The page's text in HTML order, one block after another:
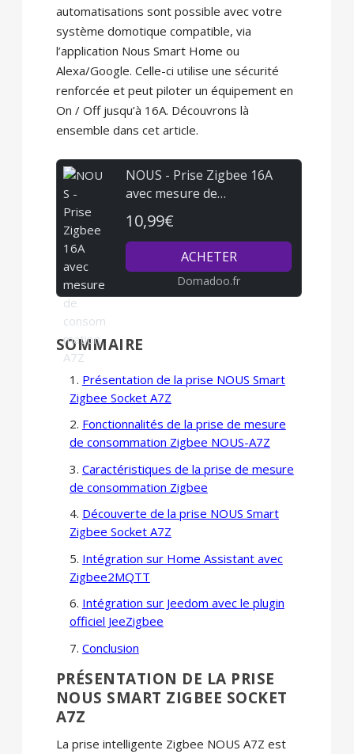
automatisations sont possible avec votre
système domotique compatible, via
l’application Nous Smart Home ou
Alexa/Google. Celle-ci utilise une sécurité
renforcée et peut piloter un équipement en
On / Off jusqu’à 16A. Découvrons là
ensemble dans cet article.
NOUS - Prise Zigbee 16A
avec mesure de
consommation A7Z
10,99€
ACHETER
Domadoo.fr
SOMMAIRE
Présentation de la prise NOUS Smart
Zigbee Socket A7Z
Fonctionnalités de la prise de mesure
de consommation Zigbee NOUS-A7Z
Caractéristiques de la prise de mesure
de consommation Zigbee
Découverte de la prise NOUS Smart
Zigbee Socket A7Z
Intégration sur Home Assistant avec
Zigbee2MQTT
Intégration sur Jeedom avec le plugin
officiel JeeZigbee
Conclusion
PRÉSENTATION DE LA PRISE
NOUS SMART ZIGBEE SOCKET
A7Z
La prise intelligente Zigbee NOUS A7Z est